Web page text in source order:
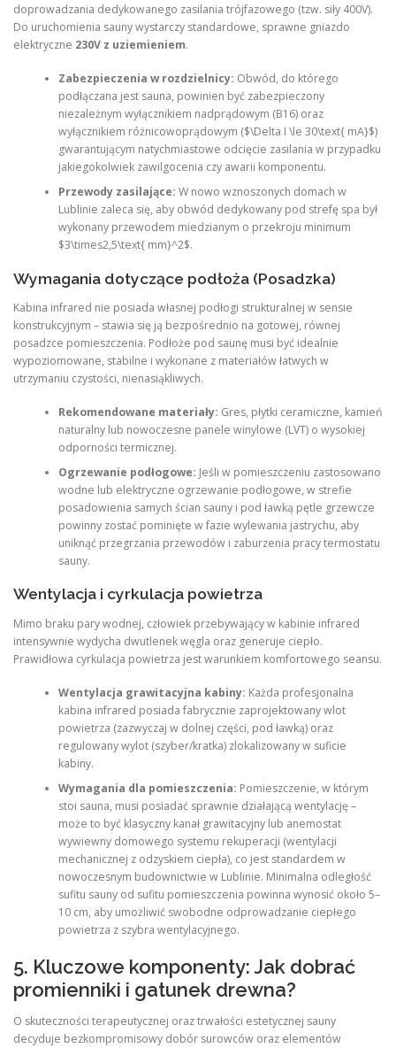
doprowadzania dedykowanego zasilania trójfazowego (tzw. siły 400V).
Do uruchomienia sauny wystarczy standardowe, sprawne gniazdo
elektryczne 230V z uziemieniem.
Zabezpieczenia w rozdzielnicy: Obwód, do którego
podłączana jest sauna, powinien być zabezpieczony
niezależnym wyłącznikiem nadprądowym (B16) oraz
wyłącznikiem różnicowoprądowym ($\Delta I \le 30\text{ mA}$)
gwarantującym natychmiastowe odcięcie zasilania w przypadku
jakiegokolwiek zawilgocenia czy awarii komponentu.
Przewody zasilające: W nowo wznoszonych domach w
Lublinie zaleca się, aby obwód dedykowany pod strefę spa był
wykonany przewodem miedzianym o przekroju minimum
$3\times2,5\text{ mm}^2$.
Wymagania dotyczące podłoża (Posadzka)
Kabina infrared nie posiada własnej podłogi strukturalnej w sensie
konstrukcyjnym – stawia się ją bezpośrednio na gotowej, równej
posadzce pomieszczenia. Podłoże pod saunę musi być idealnie
wypoziomowane, stabilne i wykonane z materiałów łatwych w
utrzymaniu czystości, nienasiąkliwych.
Rekomendowane materiały: Gres, płytki ceramiczne, kamień
naturalny lub nowoczesne panele winylowe (LVT) o wysokiej
odporności termicznej.
Ogrzewanie podłogowe: Jeśli w pomieszczeniu zastosowano
wodne lub elektryczne ogrzewanie podłogowe, w strefie
posadowienia samych ścian sauny i pod ławką pętle grzewcze
powinny zostać pominięte w fazie wylewania jastrychu, aby
uniknąć przegrzania przewodów i zaburzenia pracy termostatu
sauny.
Wentylacja i cyrkulacja powietrza
Mimo braku pary wodnej, człowiek przebywający w kabinie infrared
intensywnie wydycha dwutlenek węgla oraz generuje ciepło.
Prawidłowa cyrkulacja powietrza jest warunkiem komfortowego seansu.
Wentylacja grawitacyjna kabiny: Każda profesjonalna
kabina infrared posiada fabrycznie zaprojektowany wlot
powietrza (zazwyczaj w dolnej części, pod ławką) oraz
regulowany wylot (szyber/kratka) zlokalizowany w suficie
kabiny.
Wymagania dla pomieszczenia: Pomieszczenie, w którym
stoi sauna, musi posiadać sprawnie działającą wentylację –
może to być klasyczny kanał grawitacyjny lub anemostat
wywiewny domowego systemu rekuperacji (wentylacji
mechanicznej z odzyskiem ciepła), co jest standardem w
nowoczesnym budownictwie w Lublinie. Minimalna odległość
sufitu sauny od sufitu pomieszczenia powinna wynosić około 5–
10 cm, aby umożliwić swobodne odprowadzanie ciepłego
powietrza z szybra wentylacyjnego.
5. Kluczowe komponenty: Jak dobrać
promienniki i gatunek drewna?
O skuteczności terapeutycznej oraz trwałości estetycznej sauny
decyduje bezkompromisowy dobór surowców oraz elementów